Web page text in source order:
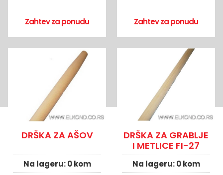
Zahtev za ponudu Zahtev za ponudu
DRŠKA ZA AŠOV
Na lageru:0 kom
DRŠKA ZA GRABLJE
I METLICE FI-27
Na lageru:0 kom